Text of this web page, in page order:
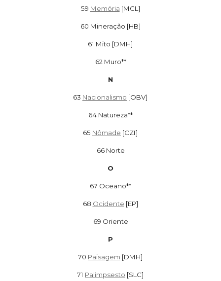
59 Memória [MCL]
60 Mineração [HB]
61 Mito [DMH]
62 Muro**
N
63 Nacionalismo [OBV]
64 Natureza**
65 Nômade [CZI]
66 Norte
O
67 Oceano**
68 Ocidente [EP]
69 Oriente
P
70 Paisagem [DMH]
71 Palimpsesto [SLC]